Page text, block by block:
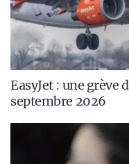
EasyJet : une grève
septembre 2026